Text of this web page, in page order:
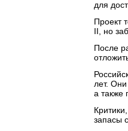
для
Проект
II, но
После
лет. Они
а также
запасы